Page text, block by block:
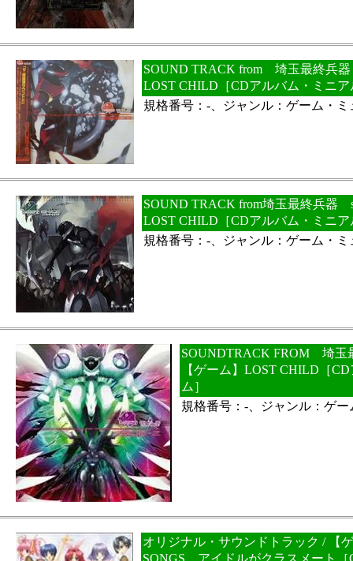
SOUND TRACK from 埼玉最終兵器
LOST CHILD［CDアルバム・ミニア
規格番号：-、ジャンル：ゲーム・ミ
SOUND TRACK from埼玉最終兵器
LOST CHILD［CDアルバム・ミニア
規格番号：-、ジャンル：ゲーム・ミ
SOUNDTRACK FROM 埼
【ゲーム】LOST CHILD［
ム］
規格番号：-、ジャンル：ゲ
オリジナル・サウンドトラック / 【
SONGS アイドルがクラスメート［